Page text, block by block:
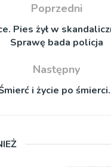
Poprzedni
Pies żył w
Sprawę bada policja
Następny
i życie po